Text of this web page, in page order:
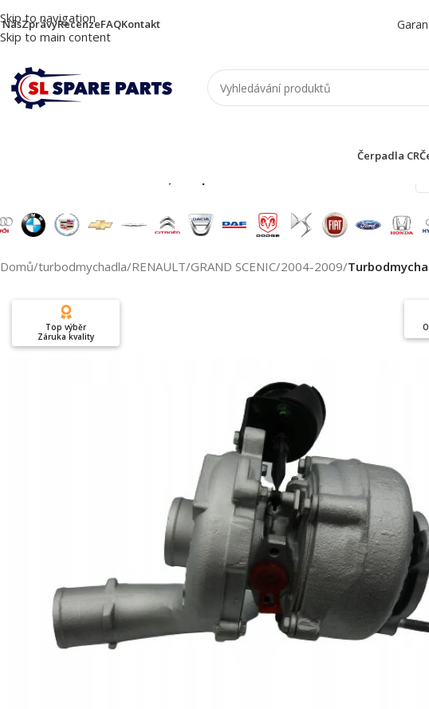
Skip to navigation
Skip to main content
NásZprávyRecenzeFAQKontakt
Čerpadla CR
Domů/turbodmychadla/RENAULT/GRAND SCENIC/2004-2009/
Top výběr
Záruka kvality